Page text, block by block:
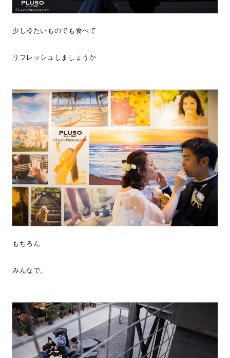
少し冷たいものでも食べて
リフレッシュしましょうか
もちろん
みんなで。